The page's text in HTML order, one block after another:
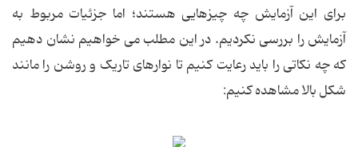
برای این آزمایش چه چیزهایی هستند؛ اما جزئیات مربوط به
آزمایش را بررسی نکردیم. در این مطلب می خواهیم نشان دهیم
که چه نکاتی را باید رعایت کنیم تا نوارهای تاریک و روشن را مانند
شکل بالا مشاهده کنیم: